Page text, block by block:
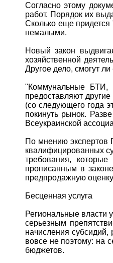
Согласно этому
работ. Порядок их
Сколько еще придется
немалыми.
Новый закон
хозяйственной
Другое дело, смогут
"Коммунальные БТИ,
предоставляют
(со следующего года
покинуть рынок.
Всеукраинской
По мнению экспертов
квалифицированных
требования,
прописанным в
предпродажную
Бесценная услуга
Региональные власти
серьезным
начисления
вовсе не поэтому: на
бюджетов.